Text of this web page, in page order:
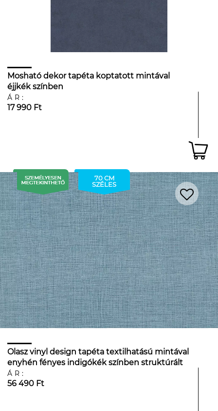
Mosható dekor tapéta koptatott mintával
éjjkék színben
ÁR:
17 990 Ft
70 CM
SZÉLES
Olasz vinyl design tapéta textilhatású mintával
enyhén fényes indigókék színben struktúrált
felüleltű
ÁR:
56 490 Ft